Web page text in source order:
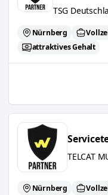
TSG
Nürnberg
attraktives Gehalt
Servicetechniker ITK (w/
TELCAT
Nürnberg